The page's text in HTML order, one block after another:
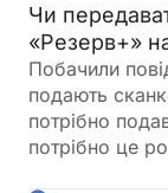
Чи
«Резерв+»
Побачили
подають
потрібно
потрібно це